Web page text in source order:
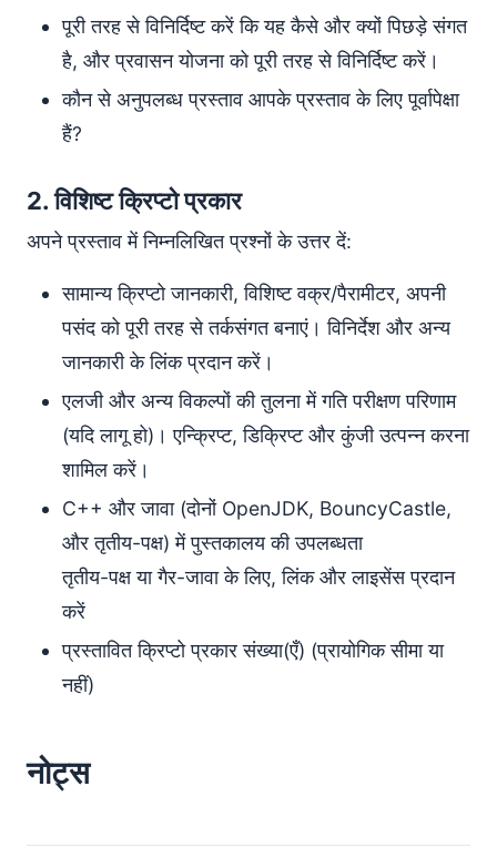
पूरी तरह से विनिर्दिष्ट करें कि यह कैसे और क्यों पिछड़े संगत
है, और प्रवासन योजना को पूरी तरह से विनिर्दिष्ट करें।
कौन से अनुपलब्ध प्रस्ताव आपके प्रस्ताव के लिए पूर्वापेक्षा
हैं?
2. विशिष्ट क्रिप्टो प्रकार
अपने प्रस्ताव में निम्नलिखित प्रश्नों के उत्तर दें:
सामान्य क्रिप्टो जानकारी, विशिष्ट वक्र/पैरामीटर, अपनी
पसंद को पूरी तरह से तर्कसंगत बनाएं। विनिर्देश और अन्य
जानकारी के लिंक प्रदान करें।
एलजी और अन्य विकल्पों की तुलना में गति परीक्षण परिणाम
(यदि लागू हो)। एन्क्रिप्ट, डिक्रिप्ट और कुंजी उत्पन्न करना
शामिल करें।
C++ और जावा (दोनों OpenJDK, BouncyCastle,
और तृतीय-पक्ष) में पुस्तकालय की उपलब्धता
तृतीय-पक्ष या गैर-जावा के लिए, लिंक और लाइसेंस प्रदान
करें
प्रस्तावित क्रिप्टो प्रकार संख्या(एँ) (प्रायोगिक सीमा या
नहीं)
नोट्स